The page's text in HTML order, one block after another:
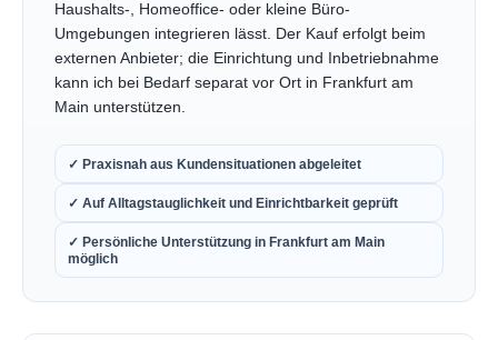
Haushalts-, Homeoffice- oder kleine Büro-
Umgebungen integrieren lässt. Der Kauf erfolgt beim
externen Anbieter; die Einrichtung und Inbetriebnahme
kann ich bei Bedarf separat vor Ort in Frankfurt am
Main unterstützen.
✓ Praxisnah aus Kundensituationen abgeleitet
✓ Auf Alltagstauglichkeit und Einrichtbarkeit geprüft
✓ Persönliche Unterstützung in Frankfurt am Main
möglich